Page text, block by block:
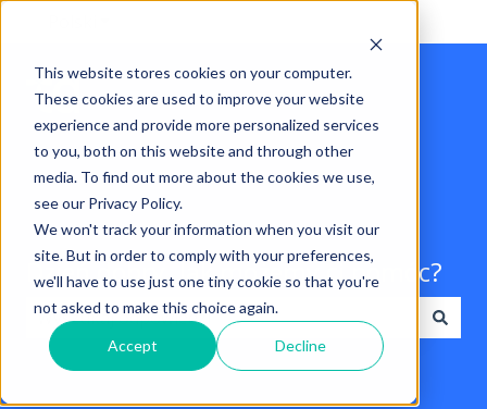
This website stores cookies on your computer.
These cookies are used to improve your website
experience and provide more personalized services
to you, both on this website and through other
media. To find out more about the cookies we use,
see our Privacy Policy.
We won't track your information when you visit our
site. But in order to comply with your preferences,
we'll have to use just one tiny cookie so that you're
not asked to make this choice again.
Accept Decline
Dzień dobry. Jak możemy ci pomóc?
Brak sugerowanych wyników, ponieważ pole